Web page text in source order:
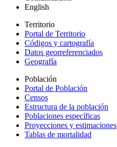
English
Territorio
Portal de Territorio
Códigos y cartografía
Datos georreferenciados
Geografía
Población
Portal de Población
Censos
Estructura de la población
Poblaciones específicas
Proyecciones y estimaciones
Tablas de mortalidad